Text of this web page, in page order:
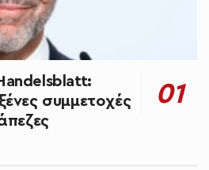
συμμετοχές